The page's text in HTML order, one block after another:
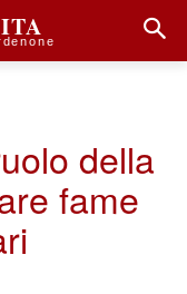
della
fame